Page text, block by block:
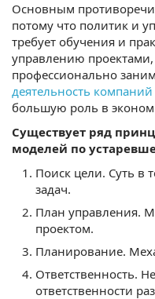
Основным
потому что политик и
требует обучения и
управлению
профессионально
деятельность компаний
большую роль в
Существует ряд
моделей по
Поиск цели. Суть в
задач.
План управления.
проектом.
Планирование.
Ответственность.
ответственности